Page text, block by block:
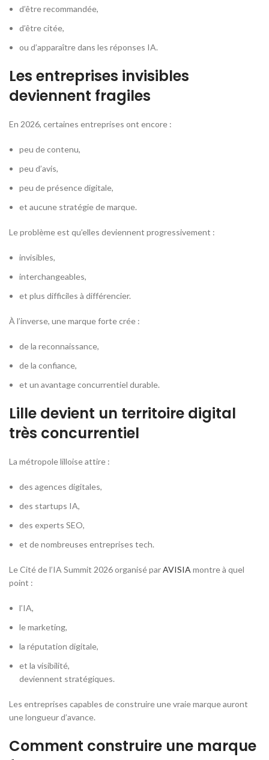
d’être recommandée,
d’être citée,
ou d’apparaître dans les réponses IA.
Les entreprises invisibles
deviennent fragiles
En 2026, certaines entreprises ont encore :
peu de contenu,
peu d’avis,
peu de présence digitale,
et aucune stratégie de marque.
Le problème est qu’elles deviennent progressivement :
invisibles,
interchangeables,
et plus difficiles à différencier.
À l’inverse, une marque forte crée :
de la reconnaissance,
de la confiance,
et un avantage concurrentiel durable.
Lille devient un territoire digital
très concurrentiel
La métropole lilloise attire :
des agences digitales,
des startups IA,
des experts SEO,
et de nombreuses entreprises tech.
Le Cité de l’IA Summit 2026 organisé parAVISIA montre à quel
point :
l’IA,
le marketing,
la réputation digitale,
et la visibilité,
deviennent stratégiques.
Les entreprises capables de construire une vraie marque auront
une longueur d’avance.
Comment construire une marque